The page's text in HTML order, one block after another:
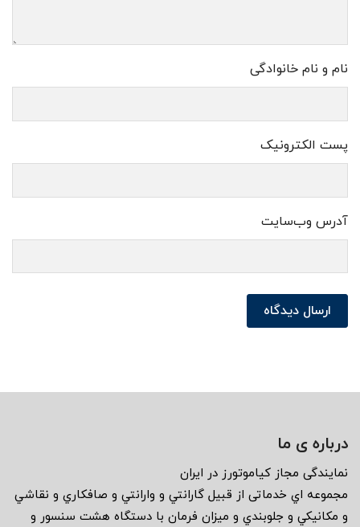
نام و نام خانوادگی
پست الکترونیک
آدرس وب‌سایت
ارسال دیدگاه
درباره ی ما
نمايندگى مجاز كياموتورز در ايران
مجموعه اي خدماتى از قبيل گارانتي و وارانتي و صافكاري و نقاشي
و مكانيكي و جلوبندي و ميزان فرمان با دستگاه هشت سنسور و